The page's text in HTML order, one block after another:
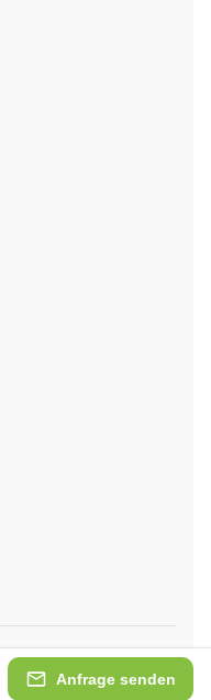
Anfrage senden
in folgenden Ländern
SE-PL-IE